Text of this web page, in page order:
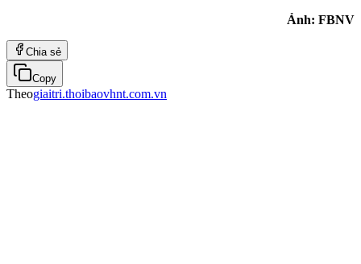
Ảnh: FBNV
Chia sẻ
Copy
Theogiaitri.thoibaovhnt.com.vn